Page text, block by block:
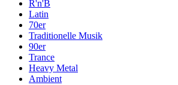
R'n'B
Latin
70er
Traditionelle Musik
90er
Trance
Heavy Metal
Ambient